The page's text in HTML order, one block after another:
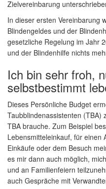
Zielvereinbarung
In dieser ersten Vereinbarung
Blindengeldes und der
gesetzliche Regelung im Jahr
und der Blindenhilfe nichts
Ich bin sehr froh,
selbstbestimmt
Dieses Persönliche Budget
Taubblindenassistenten (TBA)
TBA brauche. Zum Beispiel
Lebensmitteleinkauf, für einen
Einkäufe oder dem Besuch
es mir dann auch möglich,
und an Familienfeiern
auch Gespräche mit